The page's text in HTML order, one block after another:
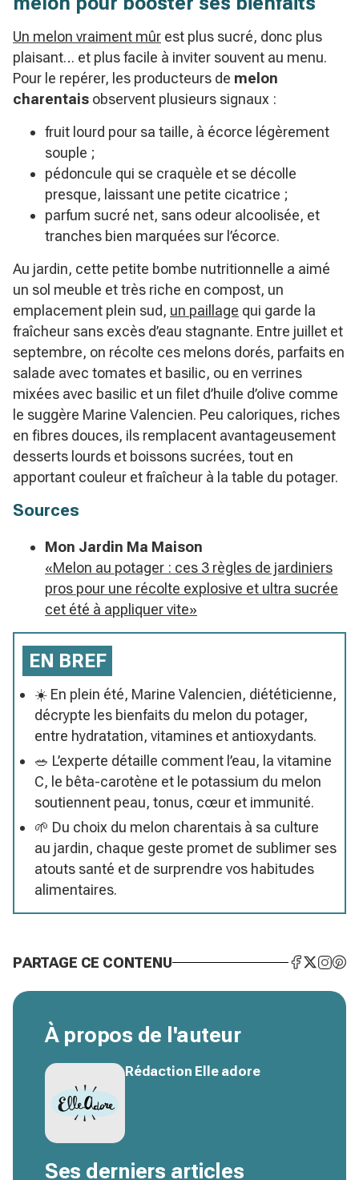
Un melon vraiment mûr est plus sucré, donc plus
plaisant… et plus facile à inviter souvent au menu.
Pour le repérer, les producteurs de melon
charentais observent plusieurs signaux :
fruit lourd pour sa taille, à écorce légèrement
souple ;
pédoncule qui se craquèle et se décolle
presque, laissant une petite cicatrice ;
parfum sucré net, sans odeur alcoolisée, et
tranches bien marquées sur l’écorce.
Au jardin, cette petite bombe nutritionnelle a aimé
un sol meuble et très riche en compost, un
emplacement plein sud, un paillage qui garde la
fraîcheur sans excès d’eau stagnante. Entre juillet et
septembre, on récolte ces melons dorés, parfaits en
salade avec tomates et basilic, ou en verrines
mixées avec basilic et un filet d’huile d’olive comme
le suggère Marine Valencien. Peu caloriques, riches
en fibres douces, ils remplacent avantageusement
desserts lourds et boissons sucrées, tout en
apportant couleur et fraîcheur à la table du potager.
Sources
Mon Jardin Ma Maison
«Melon au potager : ces 3 règles de jardiniers
pros pour une récolte explosive et ultra sucrée
cet été à appliquer vite»
EN BREF
☀️ En plein été, Marine Valencien, diététicienne,
décrypte les bienfaits du melon du potager,
entre hydratation, vitamines et antioxydants.
🥗 L’experte détaille comment l’eau, la vitamine
C, le bêta-carotène et le potassium du melon
soutiennent peau, tonus, cœur et immunité.
🌱 Du choix du melon charentais à sa culture
au jardin, chaque geste promet de sublimer ses
atouts santé et de surprendre vos habitudes
alimentaires.
PARTAGE CE CONTENU
À propos de l'auteur
Rédaction Elle adore
Ses derniers articles